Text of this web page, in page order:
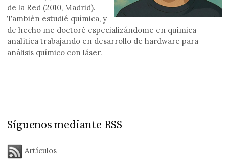
de la Red (2010, Madrid).
También estudié química, y
de hecho me doctoré especializándome en química
analítica trabajando en desarrollo de hardware para
análisis químico con láser.
Síguenos mediante RSS
Artículos